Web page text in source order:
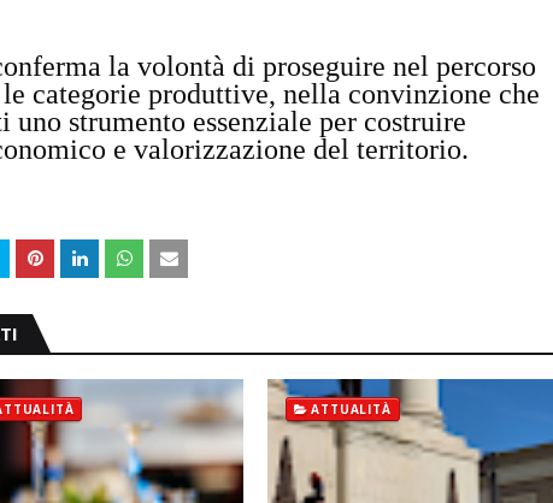
la volontà di proseguire nel percorso
categorie produttive, nella convinzione che
strumento essenziale per costruire
e valorizzazione del territorio.
ATTUALITÀ